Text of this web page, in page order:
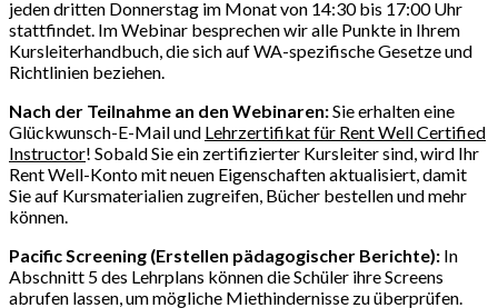
jeden dritten Donnerstag im Monat von 14:30 bis 17:00 Uhr
stattfindet. Im Webinar besprechen wir alle Punkte in Ihrem
Kursleiterhandbuch, die sich auf WA-spezifische Gesetze und
Richtlinien beziehen.
Nach der Teilnahme an den Webinaren:Sie erhalten eine
Glückwunsch-E-Mail und Lehrzertifikat für Rent Well Certified
Instructor! Sobald Sie ein zertifizierter Kursleiter sind, wird Ihr
Rent Well-Konto mit neuen Eigenschaften aktualisiert, damit
Sie auf Kursmaterialien zugreifen, Bücher bestellen und mehr
können.
Pacific Screening (Erstellen pädagogischer Berichte): In
Abschnitt 5 des Lehrplans können die Schüler ihre Screens
abrufen lassen, um mögliche Miethindernisse zu überprüfen.